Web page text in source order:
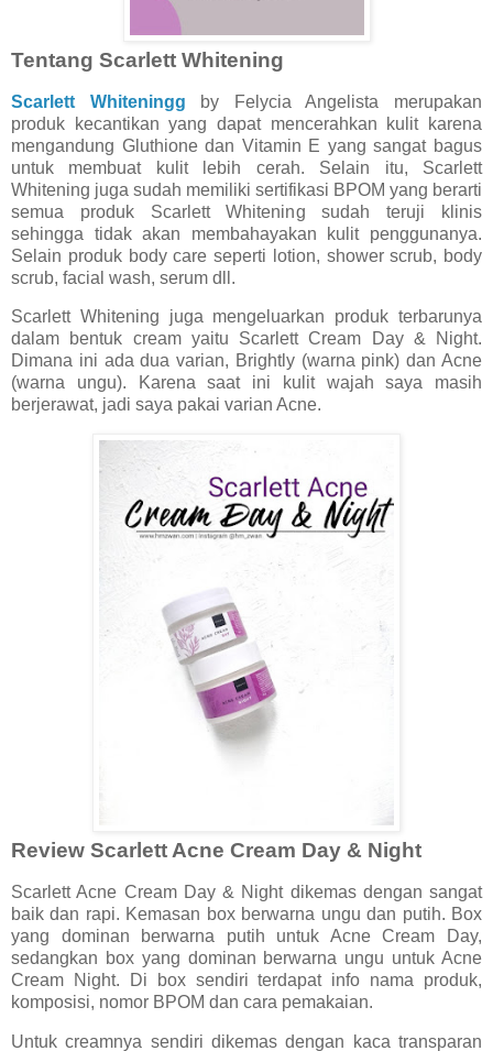
Tentang Scarlett Whitening
Scarlett Whiteningg by Felycia Angelista merupakan
produk kecantikan yang dapat mencerahkan kulit karena
mengandung Gluthione dan Vitamin E yang sangat bagus
untuk membuat kulit lebih cerah. Selain itu, Scarlett
Whitening juga sudah memiliki sertifikasi BPOM yang berarti
semua produk Scarlett Whitening sudah teruji klinis
sehingga tidak akan membahayakan kulit penggunanya.
Selain produk body care seperti lotion, shower scrub, body
scrub, facial wash, serum dll.
Scarlett Whitening juga mengeluarkan produk terbarunya
dalam bentuk cream yaitu Scarlett Cream Day & Night.
Dimana ini ada dua varian, Brightly (warna pink) dan Acne
(warna ungu). Karena saat ini kulit wajah saya masih
berjerawat, jadi saya pakai varian Acne.
Review Scarlett Acne Cream Day & Night
Scarlett Acne Cream Day & Night dikemas dengan sangat
baik dan rapi. Kemasan box berwarna ungu dan putih. Box
yang dominan berwarna putih untuk Acne Cream Day,
sedangkan box yang dominan berwarna ungu untuk Acne
Cream Night. Di box sendiri terdapat info nama produk,
komposisi, nomor BPOM dan cara pemakaian.
Untuk creamnya sendiri dikemas dengan kaca transparan